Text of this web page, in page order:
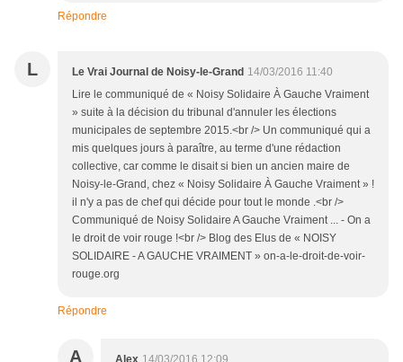
Répondre
L Le Vrai Journal de Noisy-le-Grand 14/03/2016 11:40
Lire le communiqué de « Noisy Solidaire À Gauche Vraiment
» suite à la décision du tribunal d'annuler les élections
municipales de septembre 2015.<br /> Un communiqué qui a
mis quelques jours à paraître, au terme d'une rédaction
collective, car comme le disait si bien un ancien maire de
Noisy-le-Grand, chez « Noisy Solidaire À Gauche Vraiment » !
il n'y a pas de chef qui décide pour tout le monde .<br />
Communiqué de Noisy Solidaire A Gauche Vraiment ... - On a
le droit de voir rouge !<br /> Blog des Elus de « NOISY
SOLIDAIRE - A GAUCHE VRAIMENT » on-a-le-droit-de-voir-
rouge.org
Répondre
A Alex 14/03/2016 12:09